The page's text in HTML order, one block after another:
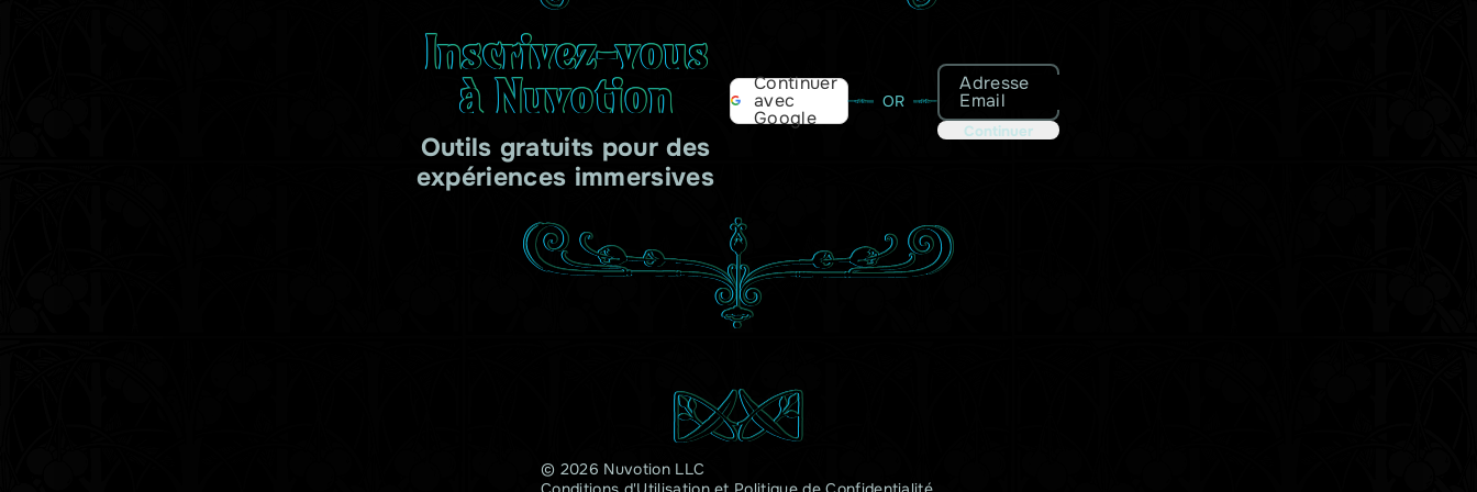
Inscrivez-vous
à Nuvotion
Outils gratuits pour des
expériences immersives
Continuer
avec
Google
OR
Adresse
Email
Continuer
© 2026 Nuvotion LLC